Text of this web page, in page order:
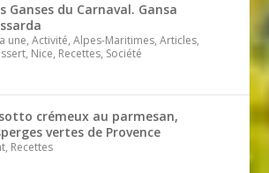
Ganses du Carnaval. Gansa
une, Activité, Alpes-Maritimes, Articles,
Nice, Recettes, Société
crémeux au parmesan,
vertes de Provence
Recettes